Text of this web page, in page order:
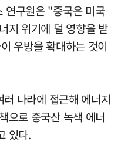
연구원은 "중국은 미국
지 위기에 덜 영향을 받
우방을 확대하는 것이
나라에 접근해 에너지
으로 중국산 녹색 에너
있다.